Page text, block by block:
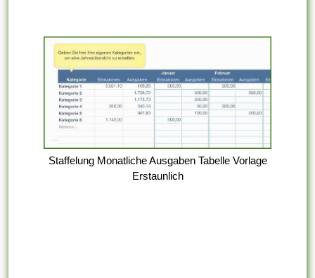
Staffelung Monatliche Ausgaben Tabelle Vorlage
Erstaunlich